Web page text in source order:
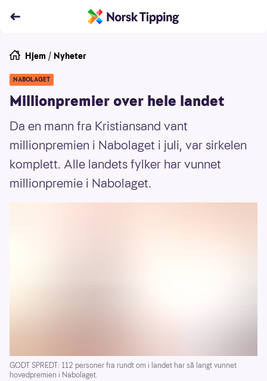
Hjem / Nyheter
NABOLAGET
Millionpremier over hele landet
Da en mann fra Kristiansand vant
millionpremien i Nabolaget i juli, var sirkelen
komplett. Alle landets fylker har vunnet
millionpremie i Nabolaget.
GODT SPREDT: 112 personer fra rundt om i landet har så langt vunnet
hovedpremien i Nabolaget.